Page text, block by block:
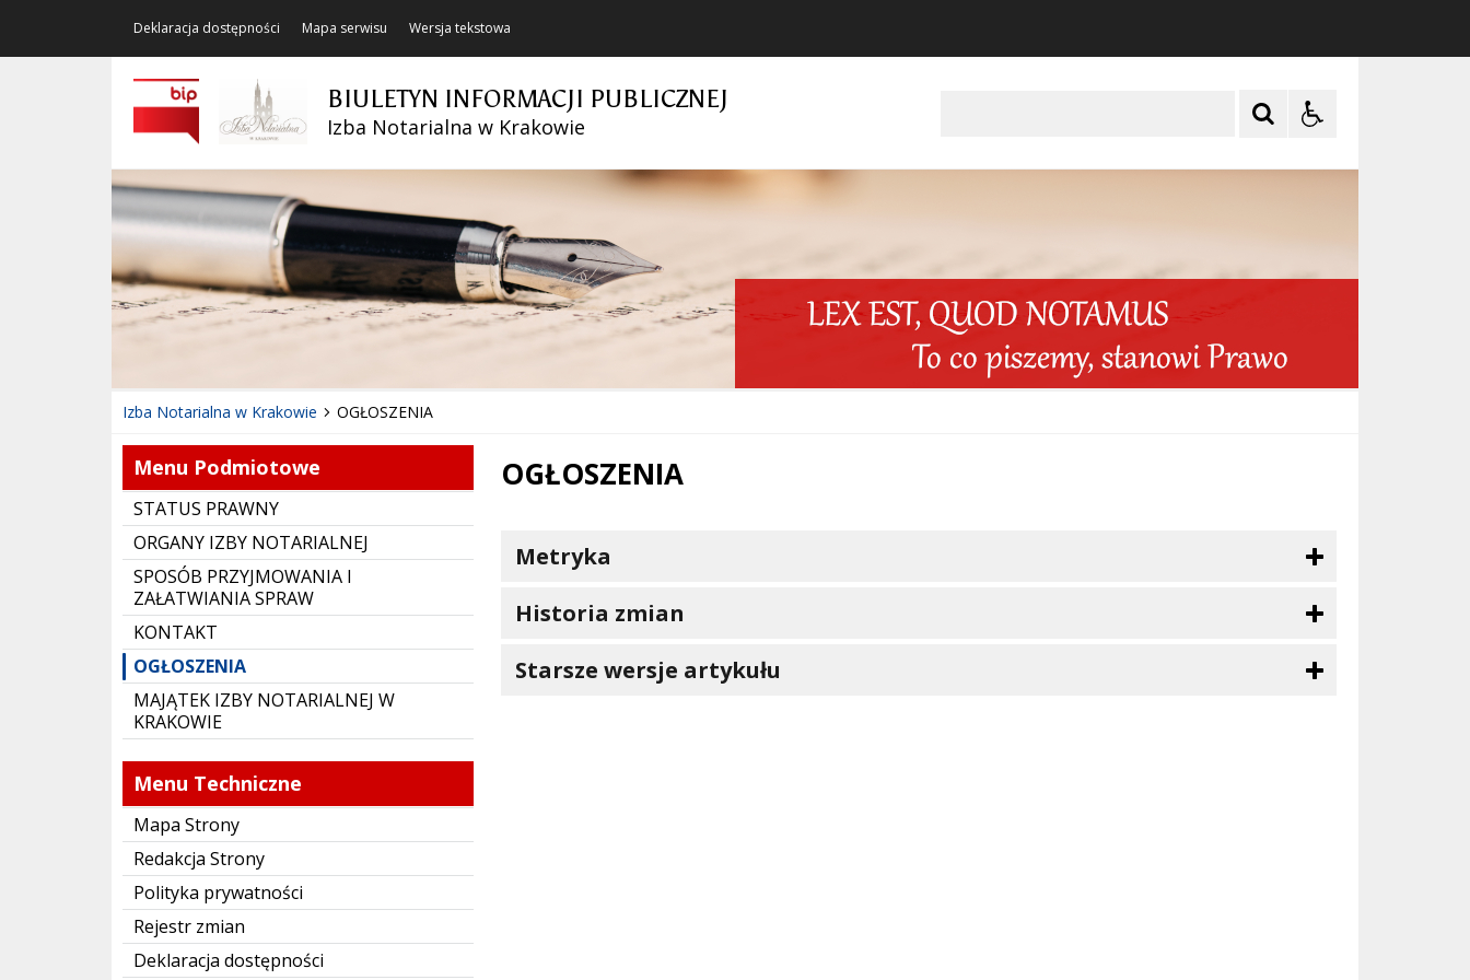
Deklaracja dostępności Mapa serwisu Wersja tekstowa
BIULETYN INFORMACJI PUBLICZNEJ
Izba Notarialna w Krakowie
Izba Notarialna w Krakowie OGŁOSZENIA
Menu Podmiotowe
STATUS PRAWNY
ORGANY IZBY NOTARIALNEJ
SPOSÓB PRZYJMOWANIA I
ZAŁATWIANIA SPRAW
KONTAKT
OGŁOSZENIA
MAJĄTEK IZBY NOTARIALNEJ W
KRAKOWIE
Menu Techniczne
Mapa Strony
Redakcja Strony
Polityka prywatności
Rejestr zmian
Deklaracja dostępności
OGŁOSZENIA
Metryka
Historia zmian
Starsze wersje artykułu